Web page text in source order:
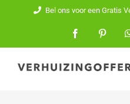
inhoud
Bel ons voor een Gratis
Facebook